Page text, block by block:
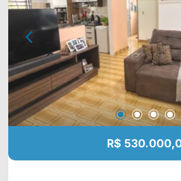
(19) 3475-4546 ARBIX IMÓVEIS - Presente em
cada mudança!
R$